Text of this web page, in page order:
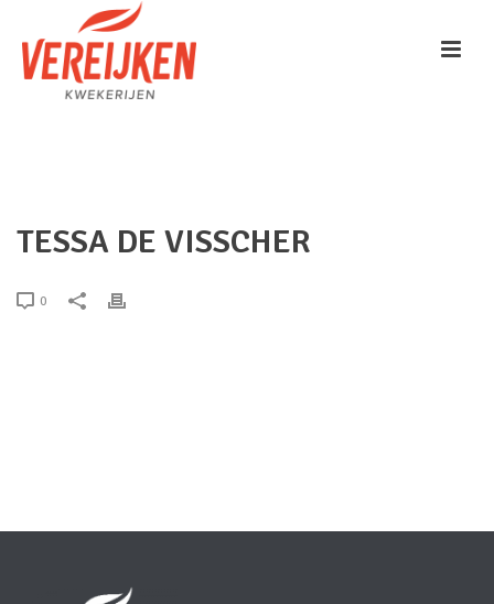
TESSA DE VISSCHER
0